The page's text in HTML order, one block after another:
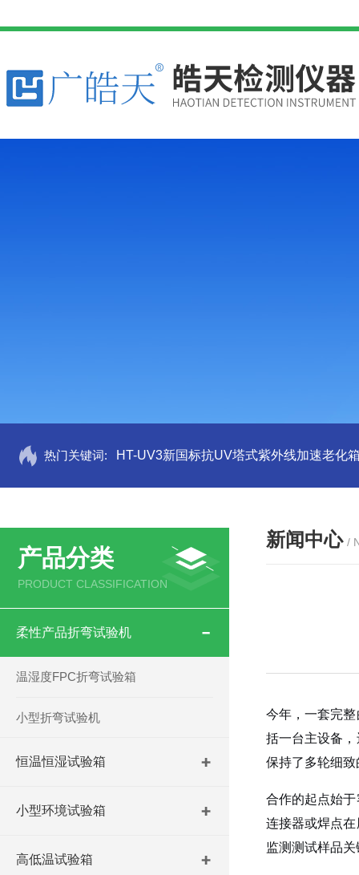
热门关键词: HT-UV3新国标抗UV塔式紫外线加速老化
产品分类
PRODUCT CLASSIFICATION
柔性产品折弯试验机
温湿度FPC折弯试验箱
小型折弯试验机
恒温恒湿试验箱
小型环境试验箱
高低温试验箱
新闻中心 /
今年，一套完
括一台主设备
保持了多轮细
合作的起点始
连接器或焊点
监测测试样品